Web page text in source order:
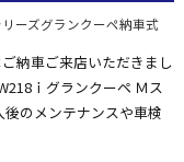
リーズグランクーペ納車式
納車ご来店いただきまし
ｉグランクーペ Ｍス
のメンテナンスや車検